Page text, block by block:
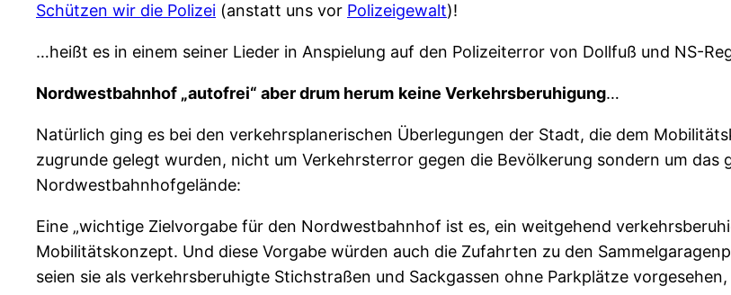
Schützen wir die Polizei (anstatt uns vor Polizeigewalt)!
…heißt es in einem seiner Lieder in Anspielung auf den Polizeiterror von Dollfuß und NS-
Nordwestbahnhof „autofrei“ aber drum herum keine Verkehrsberuhigung…
Natürlich ging es bei den verkehrsplanerischen Überlegungen der Stadt, die dem
zugrunde gelegt wurden, nicht um Verkehrsterror gegen die Bevölkerung sondern um das
Nordwestbahnhofgelände:
Eine „wichtige Zielvorgabe für den Nordwestbahnhof ist es, ein weitgehend
Mobilitätskonzept. Und diese Vorgabe würden auch die Zufahrten zu den
seien sie als verkehrsberuhigte Stichstraßen und Sackgassen ohne Parkplätze